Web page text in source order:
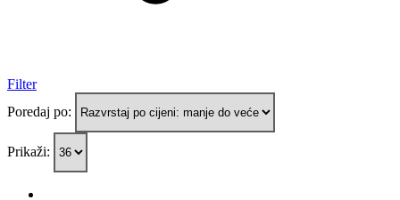
Filter
Poredaj po:
Prikaži: